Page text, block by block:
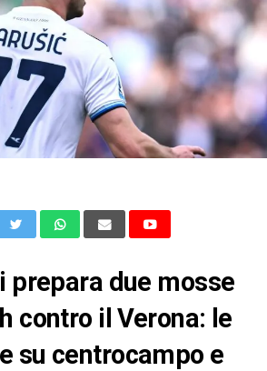
prepara due mosse
contro il Verona: le
su centrocampo e